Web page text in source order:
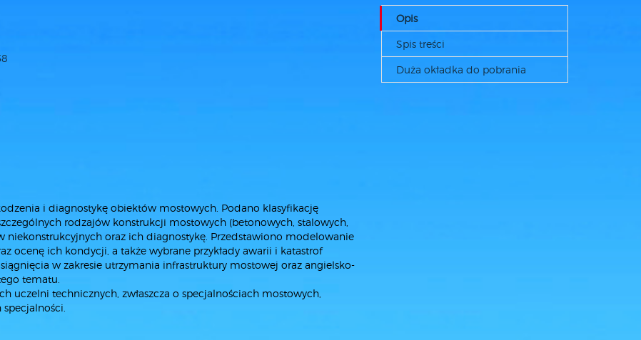
i diagnostykę obiektów mostowych. Podano klasyfikację
rodzajów konstrukcji mostowych (betonowych, stalowych,
niekonstrukcyjnych oraz ich diagnostykę. Przedstawiono modelowanie
ocenę ich kondycji, a także wybrane przykłady awarii i katastrof
w zakresie utrzymania infrastruktury mostowej oraz angielsko-
tematu.
uczelni technicznych, zwłaszcza o specjalnościach mostowych,
Opis
Spis treści
Duża okładka do pobrania